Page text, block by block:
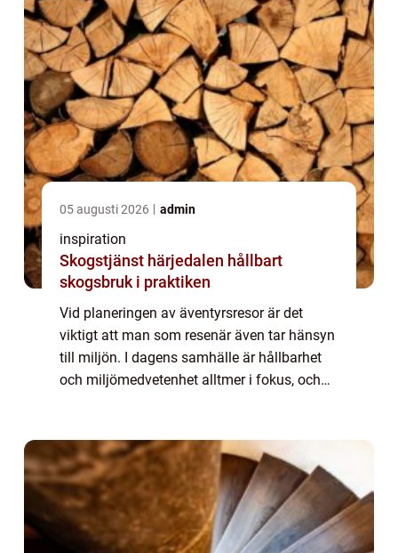
05 augusti 2026 admin
inspiration
Skogstjänst härjedalen hållbart
skogsbruk i praktiken
Vid planeringen av äventyrsresor är det
viktigt att man som resenär även tar hänsyn
till miljön. I dagens samhälle är hållbarhet
och miljömedvetenhet alltmer i fokus, och